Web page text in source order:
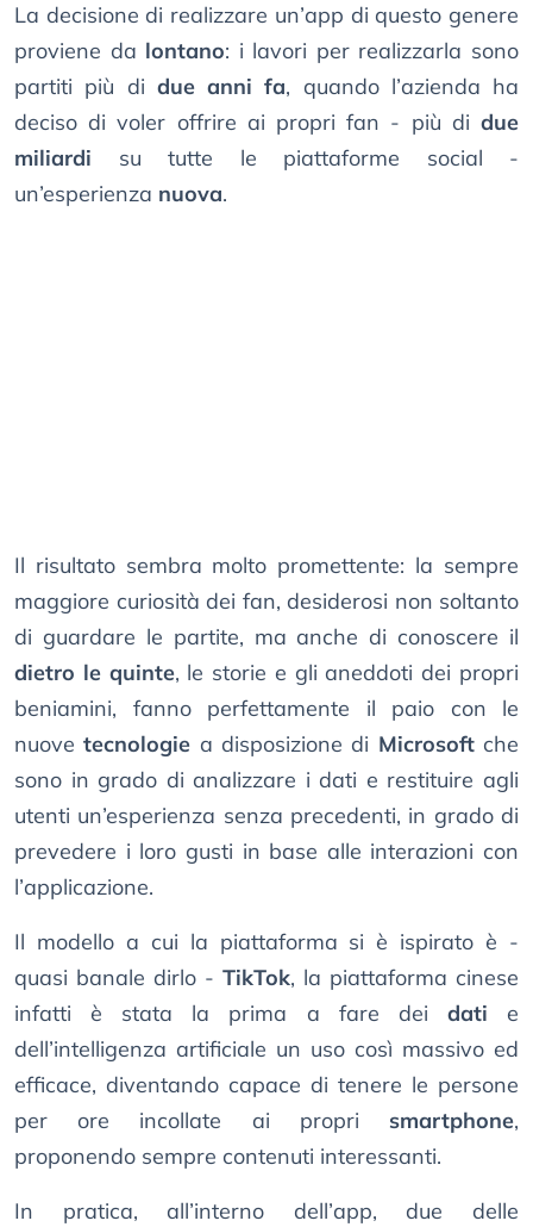
La decisione di realizzare un’app di questo genere
proviene da lontano: i lavori per realizzarla sono
partiti più di due anni fa, quando l’azienda ha
deciso di voler offrire ai propri fan - più di due
miliardi su tutte le piattaforme social -
un’esperienza nuova.
Il risultato sembra molto promettente: la sempre
maggiore curiosità dei fan, desiderosi non soltanto
di guardare le partite, ma anche di conoscere il
dietro le quinte, le storie e gli aneddoti dei propri
beniamini, fanno perfettamente il paio con le
nuovetecnologie a disposizione di Microsoftche
sono in grado di analizzare i dati e restituire agli
utenti un’esperienza senza precedenti, in grado di
prevedere i loro gusti in base alle interazioni con
l’applicazione.
Il modello a cui la piattaforma si è ispirato è -
quasi banale dirlo - TikTok, la piattaforma cinese
infatti è stata la prima a fare dei dati e
dell’intelligenza artificiale un uso così massivo ed
efficace, diventando capace di tenere le persone
per ore incollate ai propri smartphone,
proponendo sempre contenuti interessanti.
In pratica, all’interno dell’app, due delle